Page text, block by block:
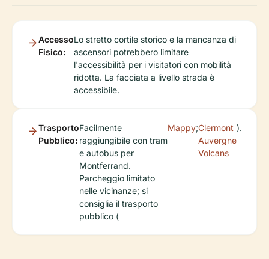
Accesso
Fisico:
Lo stretto cortile storico e la mancanza di
ascensori potrebbero limitare
l'accessibilità per i visitatori con mobilità
ridotta. La facciata a livello strada è
accessibile.
Trasporto
Pubblico:
Facilmente
raggiungibile con tram
e autobus per
Montferrand.
Parcheggio limitato
nelle vicinanze; si
consiglia il trasporto
pubblico (
Mappy;Clermont
Auvergne
Volcans
).